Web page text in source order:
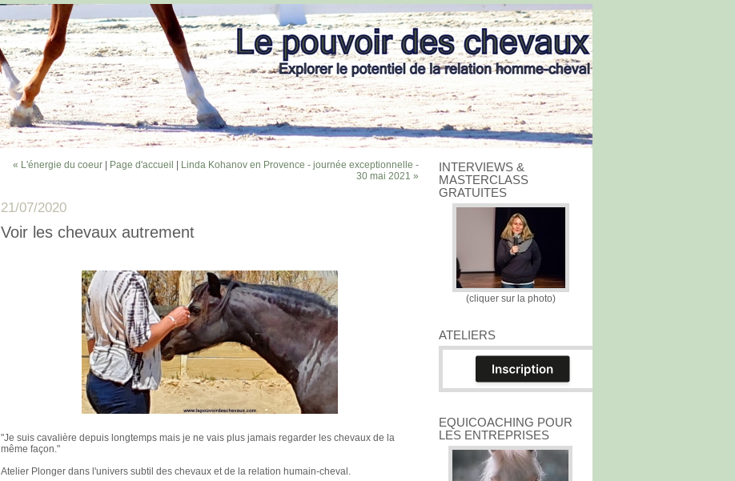
INTERVIEWS &
MASTERCLASS
GRATUITES
(cliquer sur la photo)
ATELIERS
EQUICOACHING POUR
LES ENTREPRISES
« L'énergie du coeur Page d'accueil
Linda Kohanov en Provence - journée exceptionnelle -
30 mai 2021 »
21/07/2020
Voir les chevaux autrement
"Je suis cavalière depuis longtemps mais je ne vais plus jamais regarder les chevaux de la
même façon."
Atelier Plonger dans l'univers subtil des chevaux et de la relation humain-cheval.